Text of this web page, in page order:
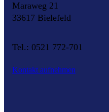
Maraweg 21
33617 Bielefeld
Tel.: 0521 772-701
Kontakt aufnehmen